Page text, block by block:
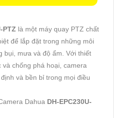
PTZ là một máy quay PTZ chất
để lắp đặt trong những môi
bụi, mưa và độ ẩm. Với thiết
chống phá hoại, camera
và bền bỉ trong mọi điều
Dahua DH-EPC230U-